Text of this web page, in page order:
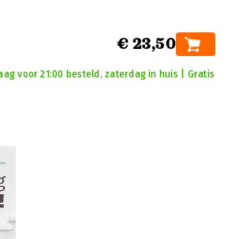
€ 23,50
voor 21:00 besteld, zaterdag in huis | Gratis